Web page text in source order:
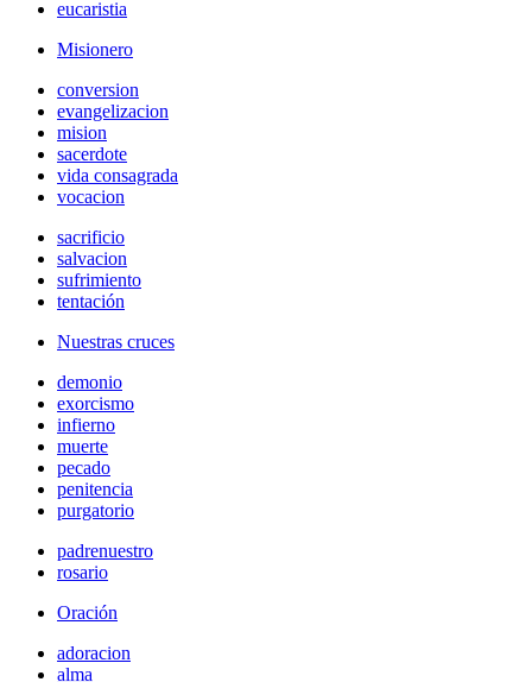
eucaristia
Misionero
conversion
evangelizacion
mision
sacerdote
vida consagrada
vocacion
sacrificio
salvacion
sufrimiento
tentación
Nuestras cruces
demonio
exorcismo
infierno
muerte
pecado
penitencia
purgatorio
padrenuestro
rosario
Oración
adoracion
alma